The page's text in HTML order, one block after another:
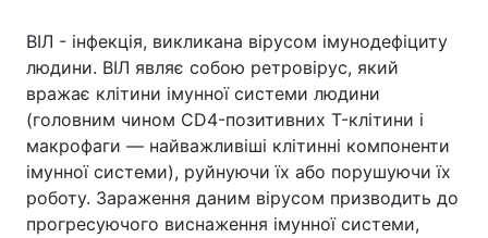
ВІЛ - інфекція, викликана вірусом імунодефіциту
людини. ВІЛ являє собою ретровірус, який
вражає клітини імунної системи людини
(головним чином CD4-позитивних T-клітини і
макрофаги — найважливіші клітинні компоненти
імунної системи), руйнуючи їх або порушуючи їх
роботу. Зараження даним вірусом призводить до
прогресуючого виснаження імунної системи,